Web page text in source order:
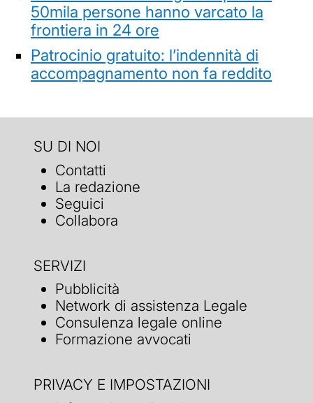
50mila persone hanno varcato la
frontiera in 24 ore
Patrocinio gratuito: l’indennità di
accompagnamento non fa reddito
SU DI NOI
Contatti
La redazione
Seguici
Collabora
SERVIZI
Pubblicità
Network di assistenza Legale
Consulenza legale online
Formazione avvocati
PRIVACY E IMPOSTAZIONI